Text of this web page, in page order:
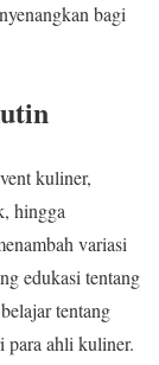
bagi
kuliner,
hingga
variasi
edukasi tentang
tentang
para ahli kuliner.